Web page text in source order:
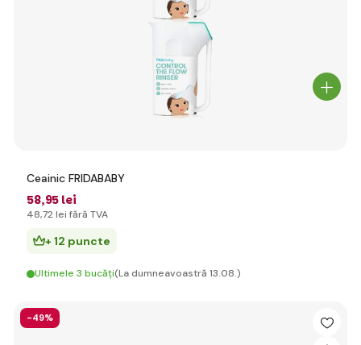
Ceainic FRIDABABY
58,95 lei
48,72 lei fără TVA
+ 12 puncte
Ultimele 3 bucăți(La dumneavoastră 13.08.)
-49%